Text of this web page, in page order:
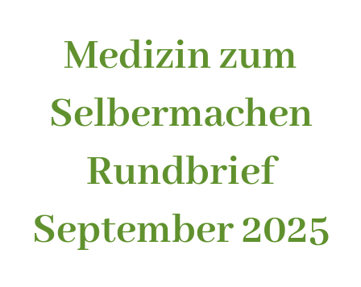
Medizin zum
Selbermachen
Rundbrief
September 2025